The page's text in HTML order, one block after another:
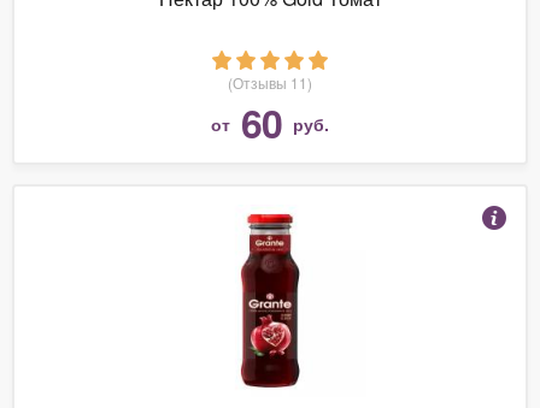
(Отзывы 11)
от 60 руб.